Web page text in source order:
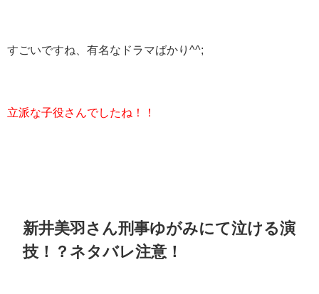
すごいですね、有名なドラマばかり^^;
立派な子役さんでしたね！！
新井美羽さん刑事ゆがみにて泣ける演
技！？ネタバレ注意！